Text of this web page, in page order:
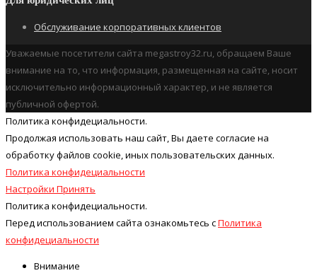
Обслуживание корпоративных клиентов
Уважаемые посетители сайта megastroy32.ru, обращаем Ваше
внимание на то, что информация, размещенная на сайте, носит
исключительно информационный характер, и не является
публичной офертой.
Политика конфидециальности.
Продолжая использовать наш cайт, Вы даете согласие на
обработку файлов cookie, иных пользовательских данных.
Политика конфидециальности
Настройки Принять
Политика конфидециальности.
Перед использованием сайта ознакомьтесь сПолитика
конфидециальности
Внимание